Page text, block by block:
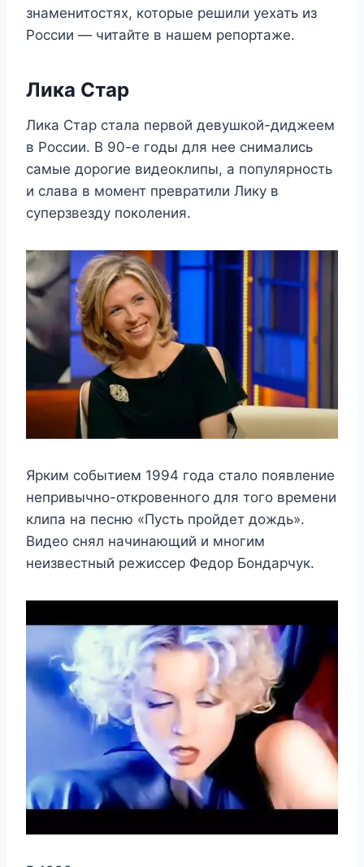
знаменитостях, которые решили уехать из
России — читайте в нашем репортаже.
Лика Стар
Лика Стар стала первой девушкой-диджеем
в России. В 90-е годы для нее снимались
самые дорогие видеоклипы, а популярность
и слава в момент превратили Лику в
суперзвезду поколения.
Ярким событием 1994 года стало появление
непривычно-откровенного для того времени
клипа на песню «Пусть пройдет дождь».
Видео снял начинающий и многим
неизвестный режиссер Федор Бондарчук.